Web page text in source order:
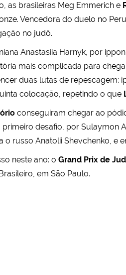
as brasileiras Meg Emmerich e
Vencedora do duelo no
no judô.
Anastasiia Harnyk, por
mais complicada para
duas lutas de repescagem:
colocação, repetindo o que
conseguiram chegar ao
desafio, por Sulaymon
russo Anatolii Shevchenko, e
neste ano: o Grand Prix de
em São Paulo.